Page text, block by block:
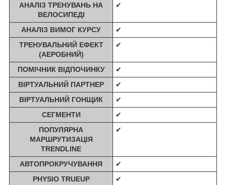
АНАЛІЗ ТРЕНУВАНЬ НА
ВЕЛОСИПЕДІ
✔
АНАЛІЗ ВИМОГ КУРСУ
✔
ТРЕНУВАЛЬНИЙ ЕФЕКТ
(АЕРОБНИЙ)
✔
ПОМІЧНИК ВІДПОЧИНКУ
✔
ВІРТУАЛЬНИЙ ПАРТНЕР
✔
ВІРТУАЛЬНИЙ ГОНЩИК
✔
СЕГМЕНТИ
✔
ПОПУЛЯРНА
МАРШРУТИЗАЦІЯ
TRENDLINE
✔
АВТОПРОКРУЧУВАННЯ
✔
PHYSIO TRUEUP
✔